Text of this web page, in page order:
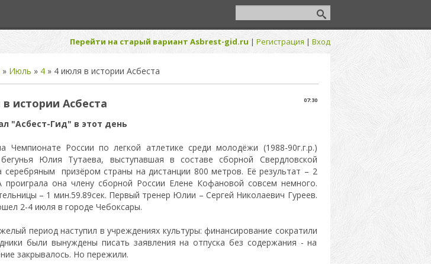
Перейти на старый вариант Asbrest-gid.ru | Регистрация | Вход
» Июль » 4» 4 июля в истории Асбеста
07:30
истории Асбеста
"Асбест-Гид" в этот день
Чемпионате России по легкой атлетике среди молодёжи (1988-90г.г.р.)
бегунья Юлия Тутаева, выступавшая в составе сборной Свердловской
серебряным призёром страны на дистанции 800 метров. Её результат – 2
проиграла она члену сборной России Елене Кофановой совсем немного.
– 1 мин.59.89сек. Первый тренер Юлии – Сергей Николаевич Гуреев.
2-4 июля в городе Чебоксары.
период наступил в учреждениях культуры: финансирование сократили
были вынуждены писать заявления на отпуска без содержания - на
закрывалось. Но пережили.